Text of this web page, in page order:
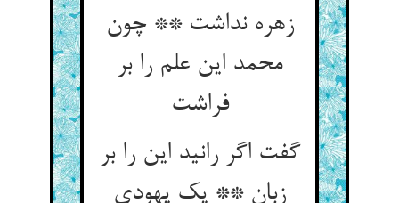
زهره نداشت ** چون
محمد این علم را بر
فراشت‌‌
گفت اگر رانید این را بر
زبان ** یک یهودی